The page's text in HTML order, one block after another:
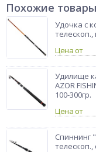
температур — от
для приманок весом
Тип товара
Похожие товары
Удочка с
телескоп.,
Цена от
Удилище
AZOR
100-300гр.
Цена от
Спиннинг
телескоп.,